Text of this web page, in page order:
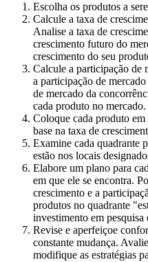
Escolha os produtos a
Calcule a taxa de
Analise a taxa de
crescimento futuro do
crescimento do seu
Calcule a participação de
a participação de
de mercado da
cada produto no mercado.
Coloque cada produto
base na taxa de
Examine cada quadrante
estão nos locais
Elabore um plano para
em que ele se encontra.
crescimento e a
produtos no quadrante
investimento em
Revise e aperfeiçoe
constante mudança.
modifique as estratégias